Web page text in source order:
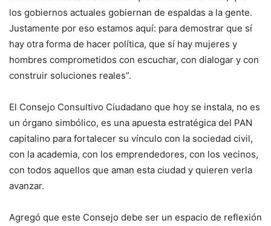
los gobiernos actuales gobiernan de espaldas a la gente.
Justamente por eso estamos aquí: para demostrar que sí
hay otra forma de hacer política, que sí hay mujeres y
hombres comprometidos con escuchar, con dialogar y con
construir soluciones reales”.
El Consejo Consultivo Ciudadano que hoy se instala, no es
un órgano simbólico, es una apuesta estratégica del PAN
capitalino para fortalecer su vínculo con la sociedad civil,
con la academia, con los emprendedores, con los vecinos,
con todos aquellos que aman esta ciudad y quieren verla
avanzar.
Agregó que este Consejo debe ser un espacio de reflexión